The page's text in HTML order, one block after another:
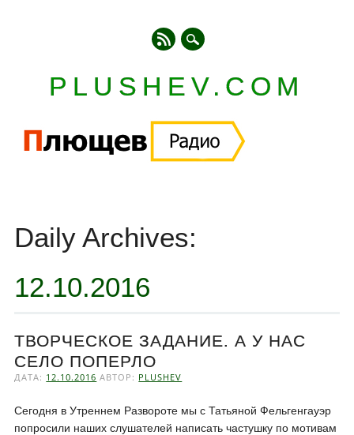
PLUSHEV.COM
content
Daily Archives:
12.10.2016
ТВОРЧЕСКОЕ ЗАДАНИЕ. А У НАС
СЕЛО ПОПЕРЛО
ДАТА: 12.10.2016 АВТОР: PLUSHEV
Сегодня в Утреннем Развороте мы с Татьяной Фельгенгауэр
попросили наших слушателей написать частушку по мотивам